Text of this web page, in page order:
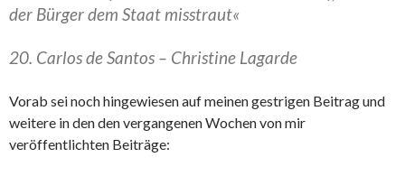
der Bürger dem Staat misstraut«
20. Carlos de Santos – Christine Lagarde
Vorab sei noch hingewiesen auf meinen gestrigen Beitrag und
weitere in den den vergangenen Wochen von mir
veröffentlichten Beiträge: